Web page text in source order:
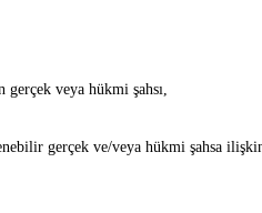
veya hükmi şahsı,
gerçek ve/veya hükmi şahsa